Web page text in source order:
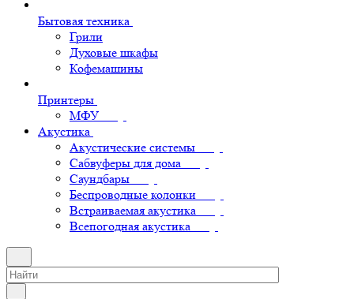
Бытовая техника
Грили
Духовые шкафы
Кофемашины
Принтеры
МФУ
Акустика
Акустические системы
Сабвуферы для дома
Саундбары
Беспроводные колонки
Встраиваемая акустика
Всепогодная акустика